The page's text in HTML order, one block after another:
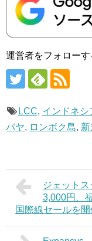
運営者をフォローす
LCC, インドネシ
バヤ, ロンボク島,
ジェット
3,000円、
国際線セールを開